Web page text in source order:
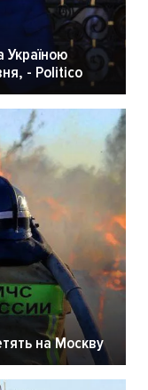
- Politico
на Москву